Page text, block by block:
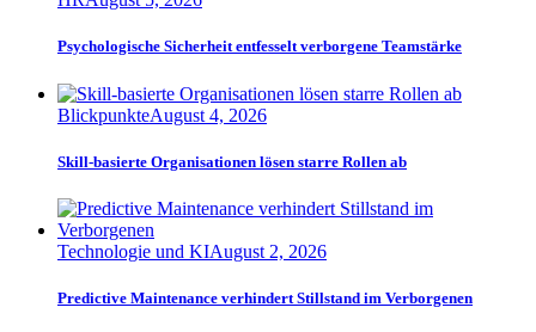
Psychologische Sicherheit entfesselt verborgene Teamstärke
BlickpunkteAugust 4, 2026
Skill-basierte Organisationen lösen starre Rollen ab
Technologie und KIAugust 2, 2026
Predictive Maintenance verhindert Stillstand im Verborgenen